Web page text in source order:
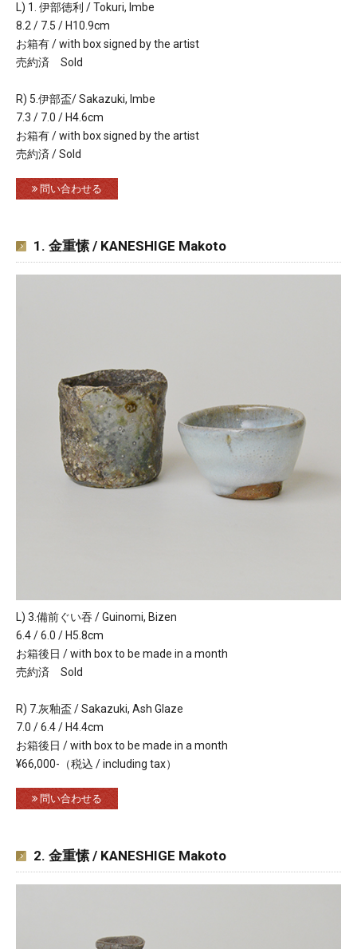
L) 1. 伊部徳利 / Tokuri, Imbe
8.2 / 7.5 / H10.9cm
お箱有 / with box signed by the artist
売約済 Sold
R) 5.伊部盃/ Sakazuki, Imbe
7.3 / 7.0 / H4.6cm
お箱有 / with box signed by the artist
売約済 / Sold
問い合わせる
1. 金重愫 / KANESHIGE Makoto
L) 3.備前ぐい吞 / Guinomi, Bizen
6.4 / 6.0 / H5.8cm
お箱後日 / with box to be made in a month
売約済 Sold
R) 7.灰釉盃 / Sakazuki, Ash Glaze
7.0 / 6.4 / H4.4cm
お箱後日 / with box to be made in a month
¥66,000-（税込 / including tax）
問い合わせる
2. 金重愫 / KANESHIGE Makoto